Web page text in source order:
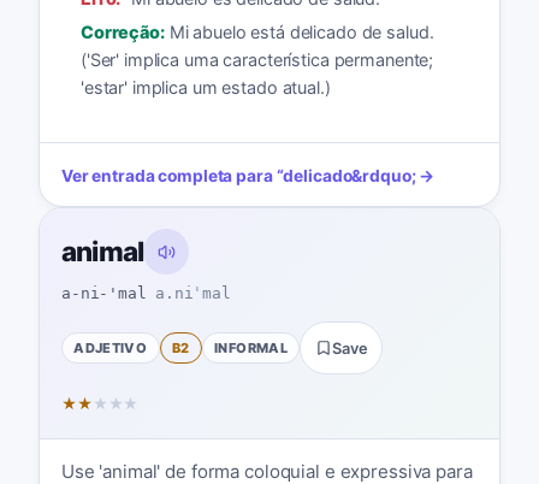
Correção: Mi abuelo está delicado de salud.
('Ser' implica uma característica permanente;
'estar' implica um estado atual.)
Ver entrada completa para“delicado&rdquo; →
animal
a-ni-'mal a.niˈmal
ADJETIVO B2 INFORMAL Save
★★ ★ ★ ★
Use 'animal' de forma coloquial e expressiva para